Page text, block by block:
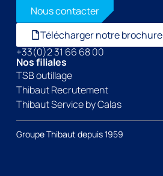
Nous contacter
Télécharger notre brochure
+33(0)2 31 66 68 00
Nos filiales
TSB outillage
Thibaut Recrutement
Thibaut Service by Calas
Groupe Thibaut depuis 1959